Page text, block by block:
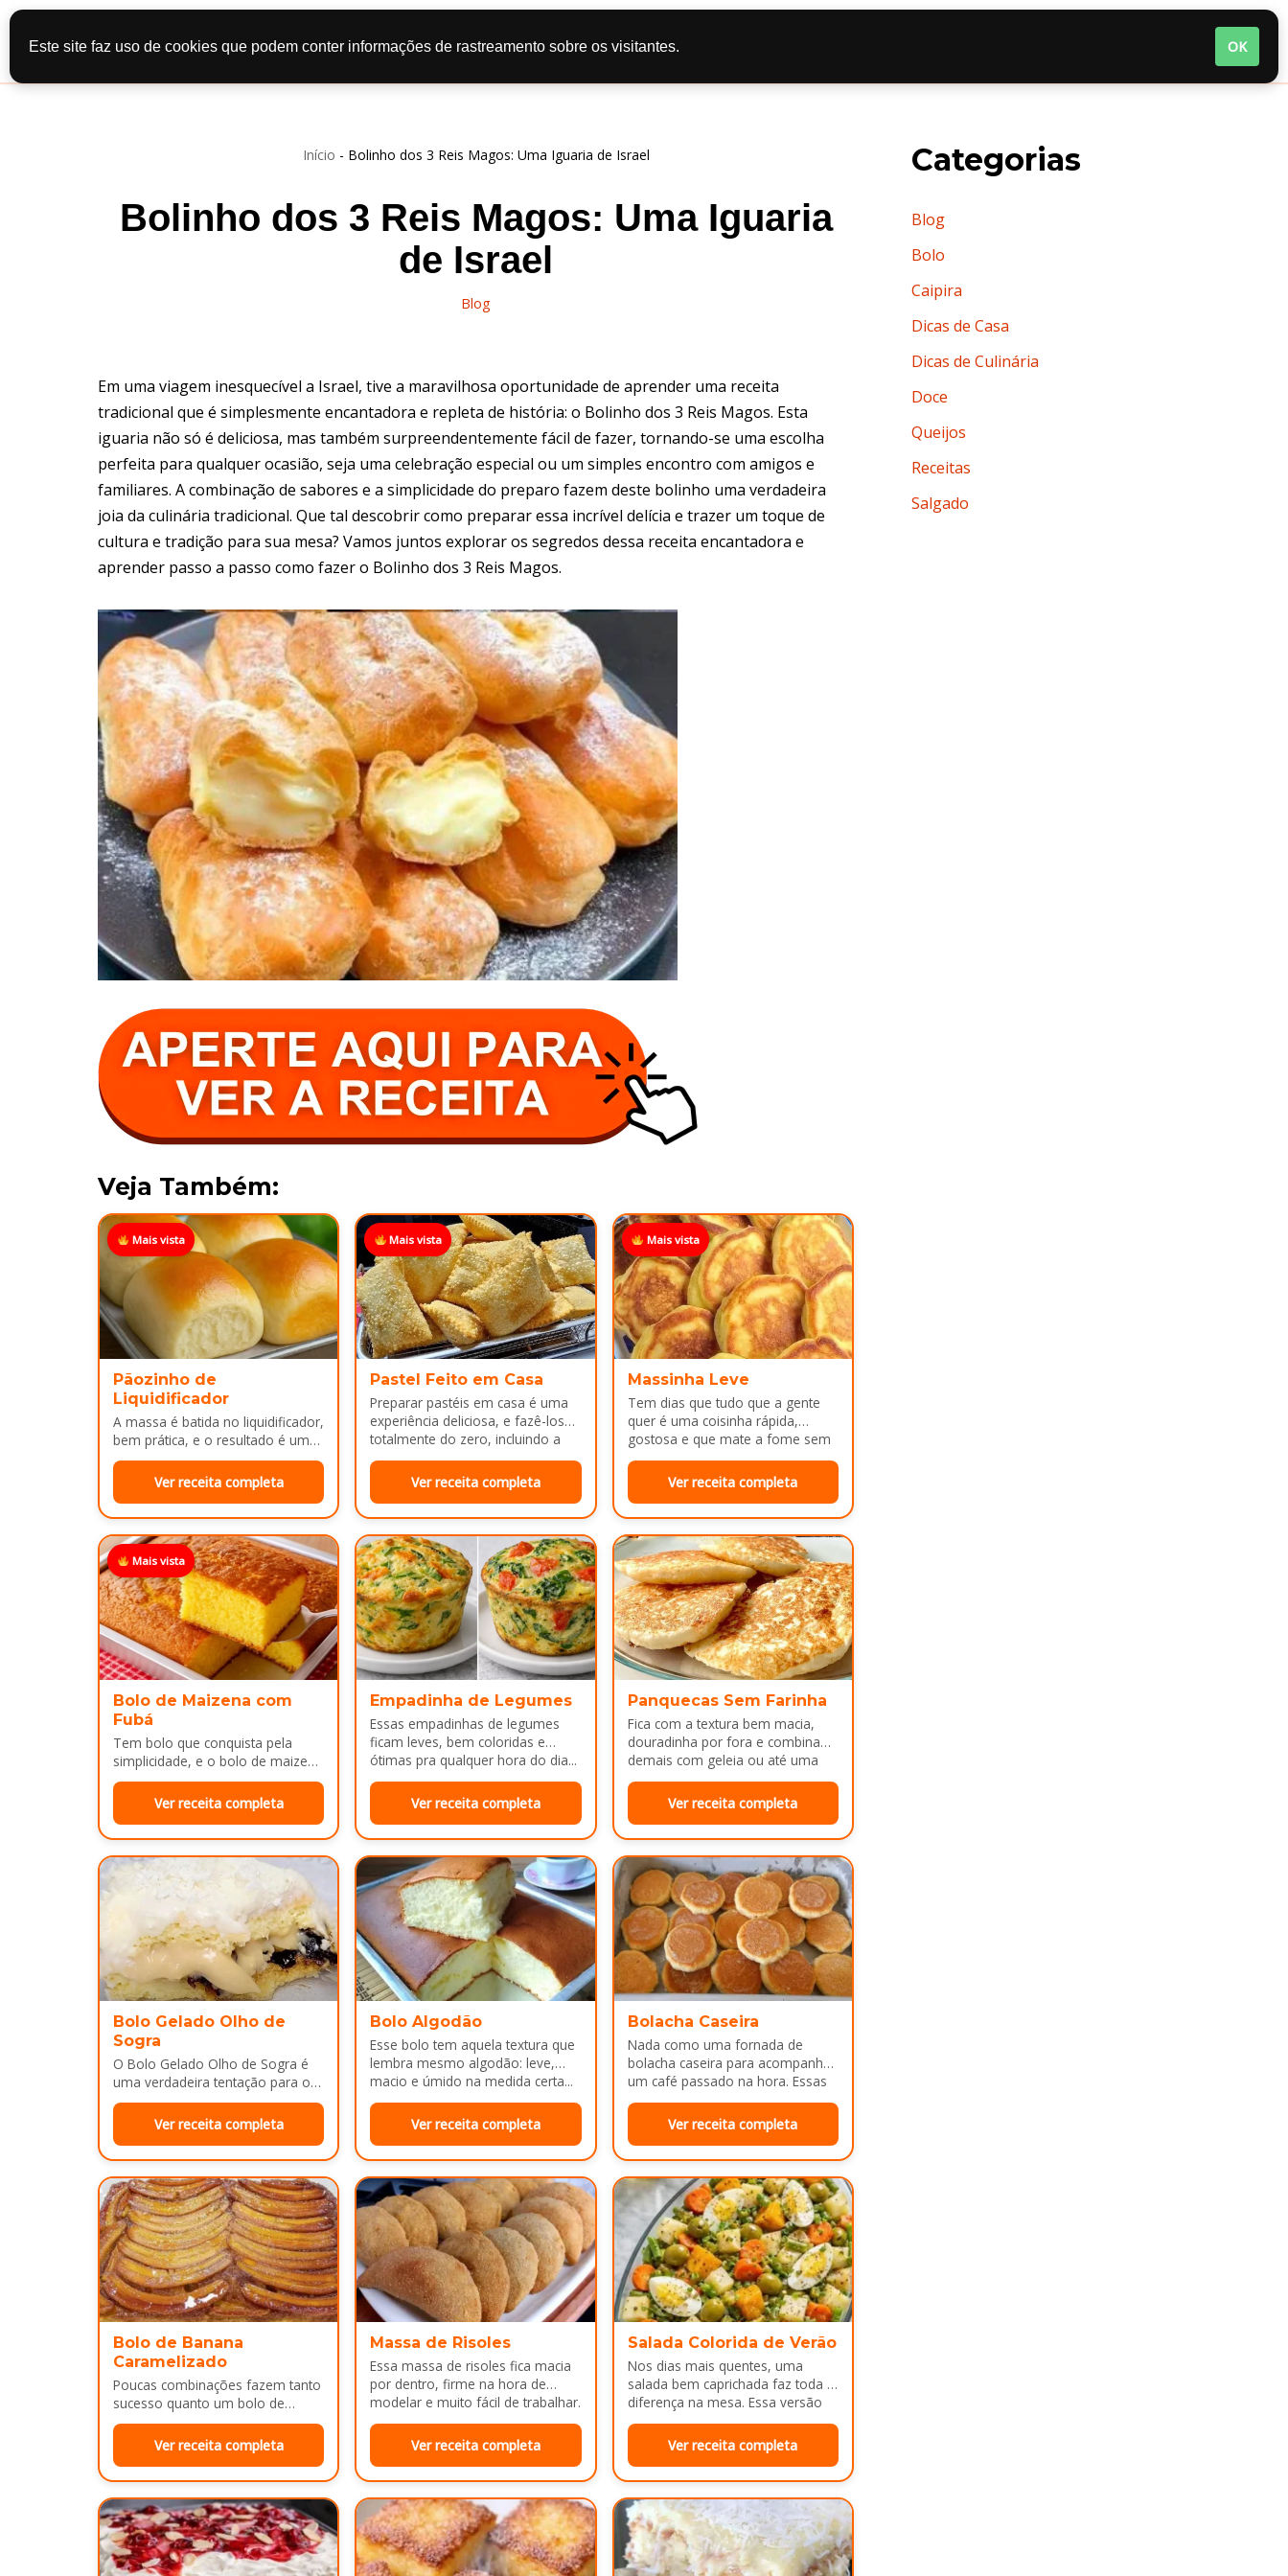
Pular
para
Contato
Políticas de Privacidade
Início - Bolinho dos 3 Reis Magos: Uma Iguaria de Israel
Bolinho dos 3 Reis Magos: Uma Iguaria
de Israel
Blog
Em uma viagem inesquecível a Israel, tive a maravilhosa oportunidade de aprender uma receita
tradicional que é simplesmente encantadora e repleta de história: o Bolinho dos 3 Reis Magos. Esta
iguaria não só é deliciosa, mas também surpreendentemente fácil de fazer, tornando-se uma escolha
perfeita para qualquer ocasião, seja uma celebração especial ou um simples encontro com amigos e
familiares. A combinação de sabores e a simplicidade do preparo fazem deste bolinho uma verdadeira
joia da culinária tradicional. Que tal descobrir como preparar essa incrível delícia e trazer um toque de
cultura e tradição para sua mesa? Vamos juntos explorar os segredos dessa receita encantadora e
aprender passo a passo como fazer o Bolinho dos 3 Reis Magos.
Veja Também:
Mais vista
Pãozinho de
Liquidificador
A massa é batida no liquidificador,
bem prática, e o resultado é um
pão leve, macio...
Ver receita completa
Mais vista
Pastel Feito em Casa
Preparar pastéis em casa é uma
experiência deliciosa, e fazê-los
totalmente do zero, incluindo a
massa, fica melhor ainda...
Ver receita completa
Mais vista
Massinha Leve
Tem dias que tudo que a gente
quer é uma coisinha rápida,
gostosa e que mate a fome sem
dar trabalho...
Ver receita completa
Mais vista
Bolo de Maizena com
Fubá
Tem bolo que conquista pela
simplicidade, e o bolo de maizena
com fubá é um ótimo exemplo..
Ver receita completa
Empadinha de Legumes
Essas empadinhas de legumes
ficam leves, bem coloridas e
ótimas pra qualquer hora do dia...
Ver receita completa
Panquecas Sem Farinha
Fica com a textura bem macia,
douradinha por fora e combina
demais com geleia ou até uma
manteiguinha derretendo por
Ver receita completa
Bolo Gelado Olho de
Sogra
O Bolo Gelado Olho de Sogra é
uma verdadeira tentação para os
amantes de sobremesas
refrescantes e cheias de sabor...
Ver receita completa
Bolo Algodão
Esse bolo tem aquela textura que
lembra mesmo algodão: leve,
macio e úmido na medida certa...
Ver receita completa
Bolacha Caseira
Nada como uma fornada de
bolacha caseira para acompanhar
um café passado na hora. Essas
bolachinhas ficam levemente
douradas por…
Ver receita completa
Bolo de Banana
Caramelizado
Poucas combinações fazem tanto
sucesso quanto um bolo de
banana com uma calda
douradinha por cima. Enquanto
assa, aquele cheirinho…
Ver receita completa
Massa de Risoles
Essa massa de risoles fica macia
por dentro, firme na hora de
modelar e muito fácil de trabalhar.
É uma…
Ver receita completa
Salada Colorida de Verão
Nos dias mais quentes, uma
salada bem caprichada faz toda a
diferença na mesa. Essa versão
colorida reúne legumes cozidos…
Ver receita completa
Categorias
Blog
Bolo
Caipira
Dicas de Casa
Dicas de Culinária
Doce
Queijos
Receitas
Salgado
Este site faz uso de cookies que podem conter informações de rastreamento sobre os visitantes. OK